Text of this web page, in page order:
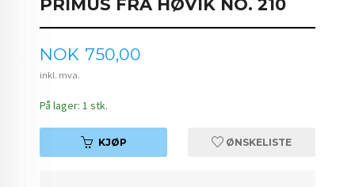
PRIMUS FRA HØVIK NO. 210
Pris
NOK 750,00
inkl. mva.
På lager: 1 stk.
KJØP ØNSKELISTE